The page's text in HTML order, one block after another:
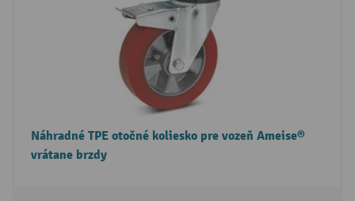
Náhradné TPE otočné koliesko pre vozeň Ameise®
vrátane brzdy